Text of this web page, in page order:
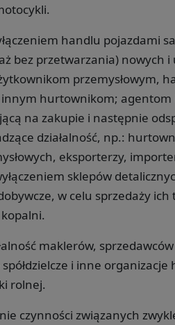
handlu pojazdami
bez przetwarzania) nowych
przemysłowym,
hurtownikom; agentom
na zakupie i następnie
działalność, np.:
eksporterzy,
sklepów
w celu sprzedaży
maklerów,
i inne
rolnej.
czynności związanych